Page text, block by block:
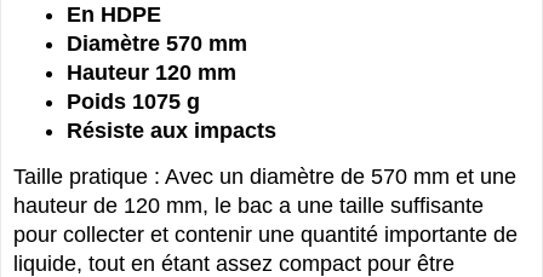
En HDPE
Diamètre 570 mm
Hauteur 120 mm
Poids 1075 g
Résiste aux impacts
Taille pratique : Avec un diamètre de 570 mm et une
hauteur de 120 mm, le bac a une taille suffisante
pour collecter et contenir une quantité importante de
liquide, tout en étant assez compact pour être